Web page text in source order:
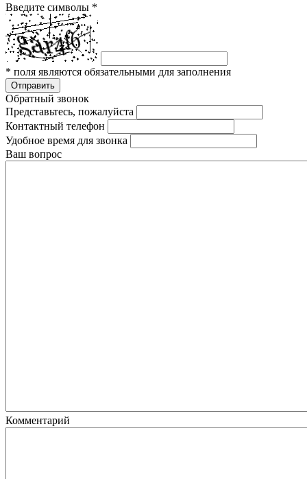
Введите символы *
* поля являются обязательными для заполнения
Отправить
Обратный звонок
Представьтесь, пожалуйста
Контактный телефон
Удобное время для звонка
Ваш вопрос
Комментарий